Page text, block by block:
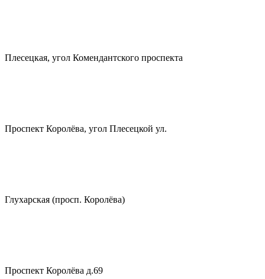
Плесецкая, угол Комендантского проспекта
Проспект Королёва, угол Плесецкой ул.
Глухарская (просп. Королёва)
Проспект Королёва д.69